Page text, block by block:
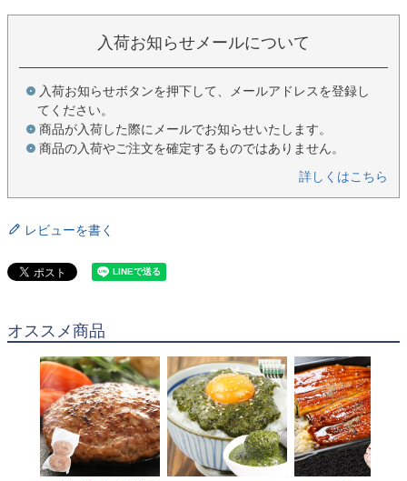
入荷お知らせメールについて
入荷お知らせボタンを押下して、メールアドレスを登録し
てください。
商品が入荷した際にメールでお知らせいたします。
商品の入荷やご注文を確定するものではありません。
詳しくはこちら
レビューを書く
オススメ商品